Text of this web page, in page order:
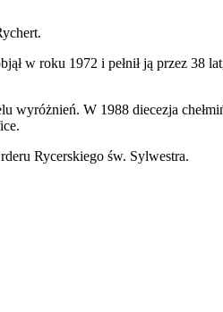
w roku 1972 i pełnił ją przez 38
W 1988 diecezja
Rycerskiego św. Sylwestra.